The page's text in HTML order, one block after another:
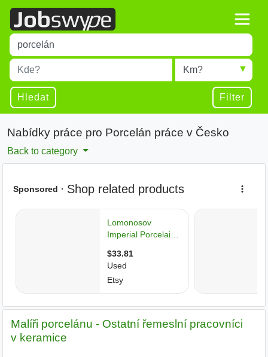
Title
Type 1 or more characters for results.
Místo
Type 1 or more characters for results.
Radius
Hledat Filter
Nabídky práce pro Porcelán práce v Česko
Back to category
Malíři porcelánu - Ostatní řemeslní pracovníci
v keramice